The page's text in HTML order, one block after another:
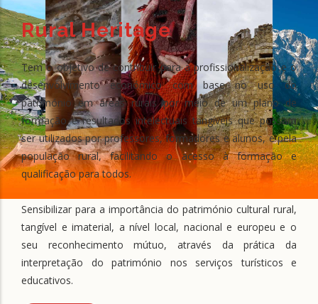
Rural Heritage
Tem o objetivo de contribuir para a profissionalização e o
desenvolvimento económico com base no uso do
património em áreas rurais por meio de um plano de
formação e resultados intelectuais tangíveis que possam
ser utilizados por professores, formadores e alunos, e pela
população rural, facilitando o acesso à formação e
qualificação para todos.
Sensibilizar para a importância do património cultural rural,
tangível e imaterial, a nível local, nacional e europeu e o
seu reconhecimento mútuo, através da prática da
interpretação do património nos serviços turísticos e
educativos.